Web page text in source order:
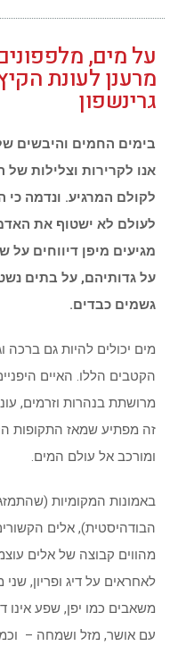
על מים,
מרענן לעונת
גרינשפון
בימים החמים והיבשים
אנו לקרירות וצלילות
לקולם המרגיע. ונדמה כי
לעולם לא ישטוף את
מגיעים מיפן דיווחים על
על גדותיהם, על בתים
גשמים כבדים.
מים יכולים להיות גם ברכה
הקטבים הללו. האיים
מרושתת בנהרות וזרמים,
זה מפתיע שמאז התקופות
ומורכב אל עולם המים.
באמונות המקומיות
הבודהיסטית), אלים
מהווים קבוצה של אלים
לאחראים על דיג ופריון,
משאבים כמו יפן, שפע אינו
עם אושר, מזל ושמחה –